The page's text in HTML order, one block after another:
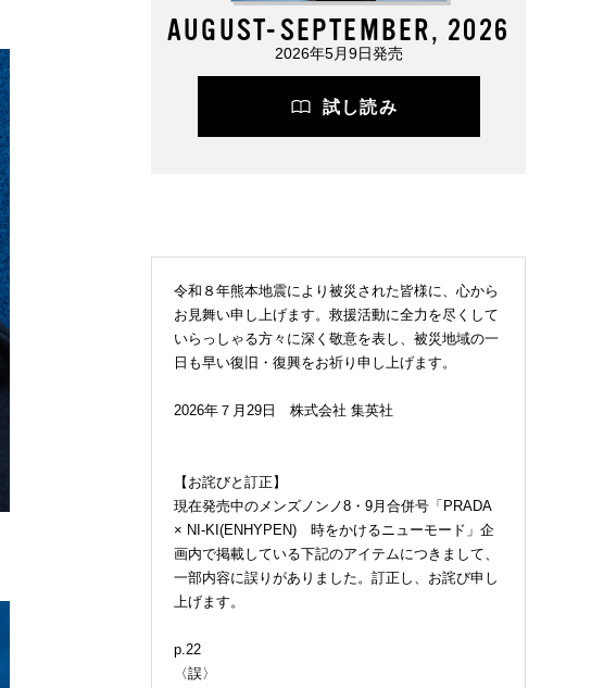
AUGUST-SEPTEMBER, 2026
2026年5月9日発売
試し読み
令和８年熊本地震により被災された皆様に、心から
お見舞い申し上げます。救援活動に全力を尽くして
いらっしゃる方々に深く敬意を表し、被災地域の一
日も早い復旧・復興をお祈り申し上げます。
2026年７月29日 株式会社 集英社
【お詫びと訂正】
現在発売中のメンズノンノ8・9月合併号「PRADA
× NI-KI(ENHYPEN) 時をかけるニューモード」企
画内で掲載している下記のアイテムにつきまして、
一部内容に誤りがありました。訂正し、お詫び申し
上げます。
p.22
〈誤〉